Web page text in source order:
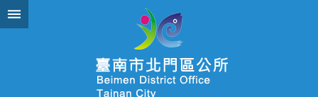
跳到主要內容區塊